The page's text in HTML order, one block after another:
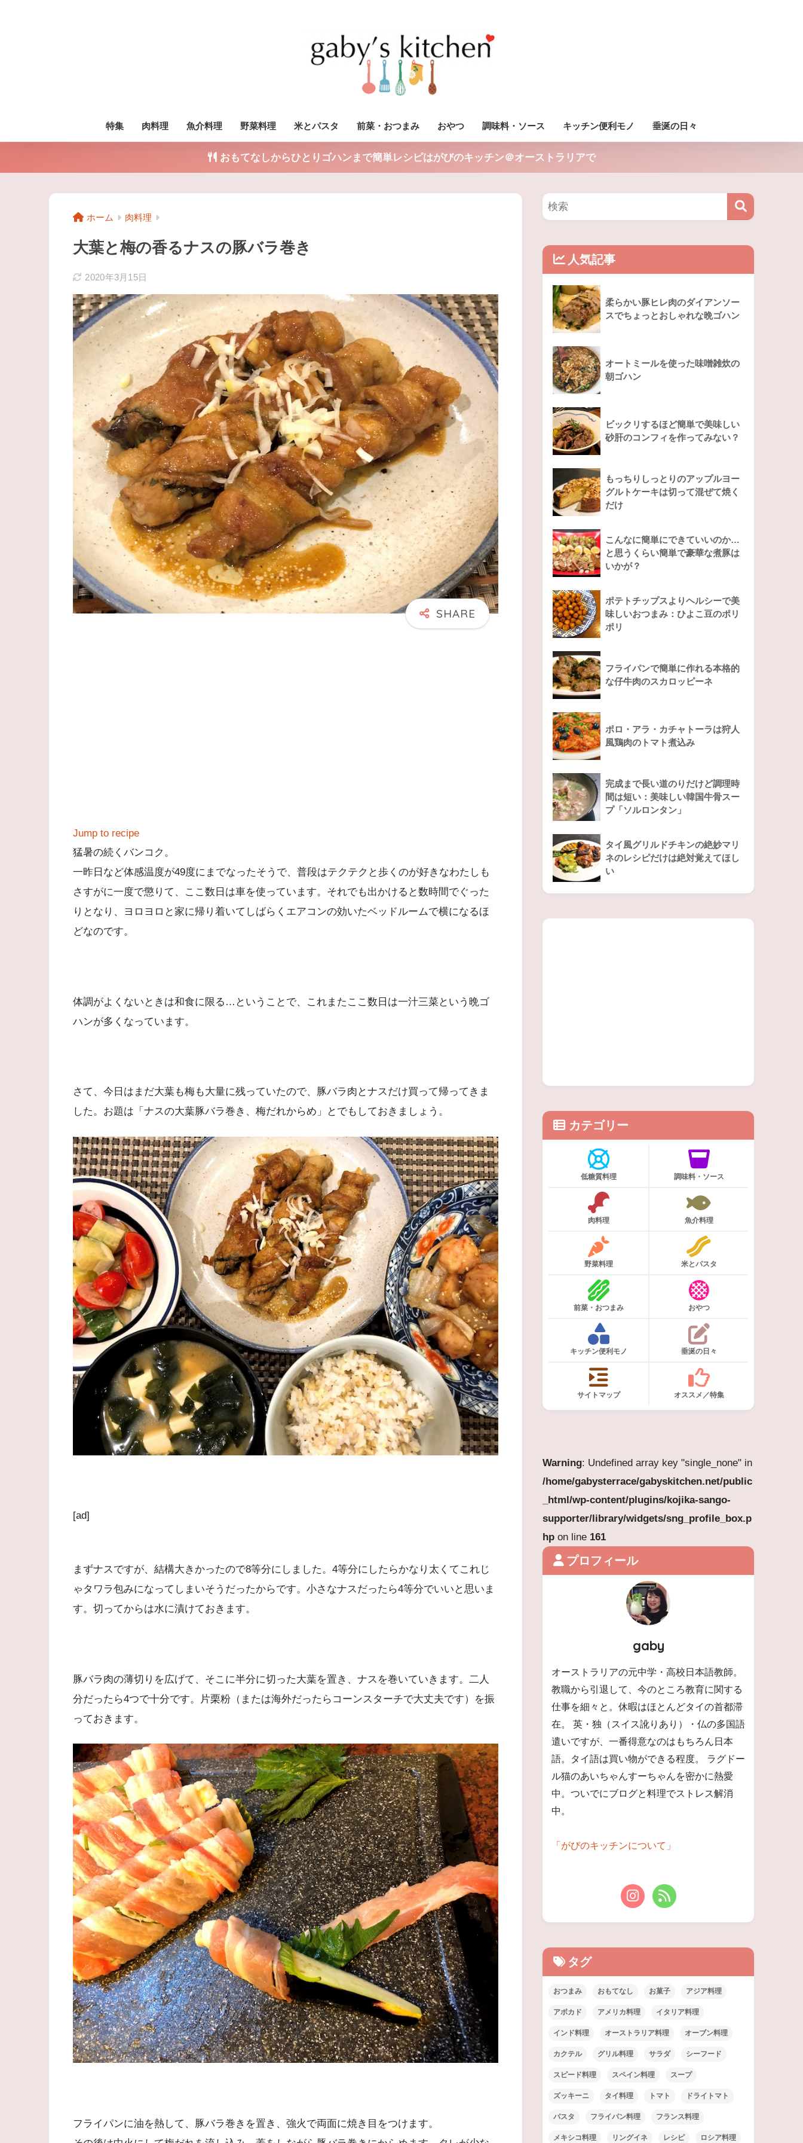
特集 肉料理 魚介料理 野菜料理 米とパスタ 前菜・おつまみ おやつ 調味料・ソース キッチン便利モノ 垂涎の日々
おもてなしからひとりゴハンまで簡単レシピはがびのキッチン＠オーストラリアで
ホーム 肉料理
大葉と梅の香るナスの豚バラ巻き
2020年3月15日
Jump to recipe
猛暑の続くバンコク。
一昨日など体感温度が49度にまでなったそうで、普段はテクテクと歩くのが好きなわたしも
さすがに一度で懲りて、ここ数日は車を使っています。それでも出かけると数時間でぐった
りとなり、ヨロヨロと家に帰り着いてしばらくエアコンの効いたベッドルームで横になるほ
どなのです。
体調がよくないときは和食に限る…ということで、これまたここ数日は一汁三菜という晩ゴ
ハンが多くなっています。
さて、今日はまだ大葉も梅も大量に残っていたので、豚バラ肉とナスだけ買って帰ってきま
した。お題は「ナスの大葉豚バラ巻き、梅だれからめ」とでもしておきましょう。
[ad]
まずナスですが、結構大きかったので8等分にしました。4等分にしたらかなり太くてこれじ
ゃタワラ包みになってしまいそうだったからです。小さなナスだったら4等分でいいと思いま
す。切ってからは水に漬けておきます。
豚バラ肉の薄切りを広げて、そこに半分に切った大葉を置き、ナスを巻いていきます。二人
分だったら4つで十分です。片栗粉（または海外だったらコーンスターチで大丈夫です）を振
っておきます。
フライパンに油を熱して、豚バラ巻きを置き、強火で両面に焼き目をつけます。
人気記事
柔らかい豚ヒレ肉のダイアンソー
スでちょっとおしゃれな晩ゴハン
オートミールを使った味噌雑炊の
朝ゴハン
ビックリするほど簡単で美味しい
砂肝のコンフィを作ってみない？
もっちりしっとりのアップルヨー
グルトケーキは切って混ぜて焼く
だけ
こんなに簡単にできていいのか…
と思うくらい簡単で豪華な煮豚は
いかが？
ポテトチップスよりヘルシーで美
味しいおつまみ：ひよこ豆のポリ
ポリ
フライパンで簡単に作れる本格的
な仔牛肉のスカロッピーネ
ポロ・アラ・カチャトーラは狩人
風鶏肉のトマト煮込み
完成まで長い道のりだけど調理時
間は短い：美味しい韓国牛骨スー
プ「ソルロンタン」
タイ風グリルドチキンの絶妙マリ
ネのレシピだけは絶対覚えてほし
い
カテゴリー
低糖質料理 調味料・ソース
肉料理 魚介料理
野菜料理 米とパスタ
前菜・おつまみ おやつ
キッチン便利モノ 垂涎の日々
サイトマップ オススメ／特集
Warning: Undefined array key "single_none" in
/home/gabysterrace/gabyskitchen.net/public
_html/wp-content/plugins/kojika-sango-
supporter/library/widgets/sng_profile_box.p
hp on line 161
プロフィール
gaby
オーストラリアの元中学・高校日本語教師。
教職から引退して、今のところ教育に関する
仕事を細々と。休暇はほとんどタイの首都滞
在。 英・独（スイス訛りあり）・仏の多国語
遣いですが、一番得意なのはもちろん日本
語。タイ語は買い物ができる程度。 ラグドー
ル猫のあいちゃんすーちゃんを密かに熱愛
中。ついでにブログと料理でストレス解消
中。
「がびのキッチンについて」
タグ
おつまみ おもてなし お菓子 アジア料理
アボカド アメリカ料理 イタリア料理
インド料理 オーストラリア料理 オーブン料理
カクテル グリル料理 サラダ シーフード
スピード料理 スペイン料理 スープ
ズッキーニ タイ料理 トマト ドライトマト
パスタ フライパン料理 フランス料理
メキシコ料理 リングイネ レシピ ロシア料理